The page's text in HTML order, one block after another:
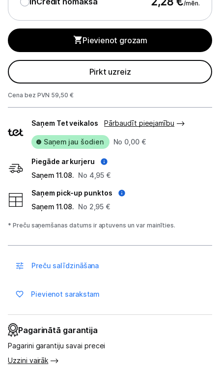
Monitoru stiprinājumi
Spēļu konsoles un piederumi
Projektori un ekrāni
Tīkla iekārtas
Biroja piederumi
Telefoni, planšetdatori
Viedierīces
Sadzīves tehnika
Skaistumkopšana
Sports un atpūta
Ražotāju atjaunota tehnika
Vēlmju saraksts
Blogs
/mēn.
Pievienot grozam
Pirkt uzreiz
Cena bez PVN 59,50 €
veidi
Saņem Tet veikalos Pārbaudīt pieejamību
Saņem jau šodien No 0,00 €
Piegāde ar kurjeru
Saņem 11.08. No 4,95 €
Saņem pick-up punktos
Saņem 11.08. No 2,95 €
* Preču saņemšanas datums ir aptuvens un var mainīties.
Preču salīdzināšana
Pievienot sarakstam
Pagarinātā garantija
Pagarini garantiju savai precei
Uzzini vairāk